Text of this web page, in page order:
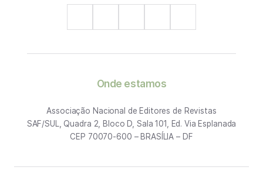
Onde estamos
Associação Nacional de Editores de Revistas
SAF/SUL, Quadra 2, Bloco D, Sala 101, Ed. Via Esplanada
CEP 70070-600 – BRASÍLIA – DF